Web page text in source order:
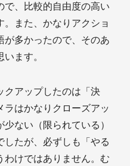
で、比較的自由度の高い
。また、かなりアクショ
が多かったので、そのあ
ます。
クアップしたのは「決
ラはかなりクローズアッ
ない（限られている）
したが、必ずしも「やる
わけではありません。む